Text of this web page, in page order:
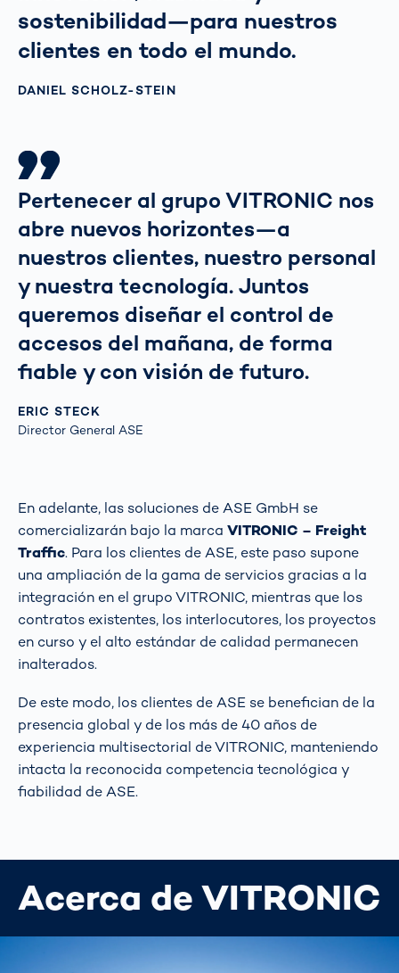
sostenibilidad—para nuestros
clientes en todo el mundo.
DANIEL SCHOLZ-STEIN
Pertenecer al grupo VITRONIC nos
abre nuevos horizontes—a
nuestros clientes, nuestro personal
y nuestra tecnología. Juntos
queremos diseñar el control de
accesos del mañana, de forma
fiable y con visión de futuro.
ERIC STECK
Director General ASE
En adelante, las soluciones de ASE GmbH se
comercializarán bajo la marca VITRONIC – Freight
Traffic. Para los clientes de ASE, este paso supone
una ampliación de la gama de servicios gracias a la
integración en el grupo VITRONIC, mientras que los
contratos existentes, los interlocutores, los proyectos
en curso y el alto estándar de calidad permanecen
inalterados.
De este modo, los clientes de ASE se benefician de la
presencia global y de los más de 40 años de
experiencia multisectorial de VITRONIC, manteniendo
intacta la reconocida competencia tecnológica y
fiabilidad de ASE.
Acerca de VITRONIC